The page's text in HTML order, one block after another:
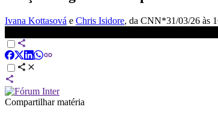
Ivana Kottasová e Chris Isidore, da CNN*31/03/26 às
Compartilhar matéria